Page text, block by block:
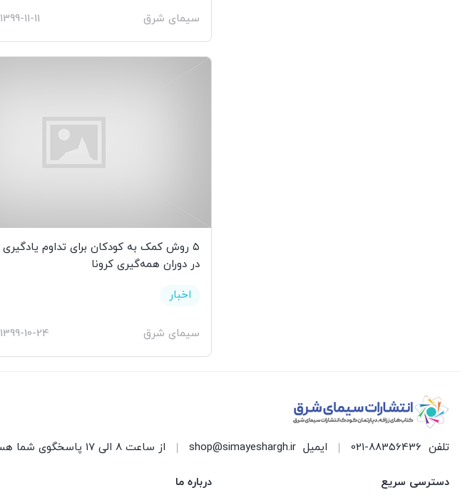
سیمای شرق 1399-11-11
۵ روش کمک به کودکان برای تداوم یادگیری
در دوران همه‌گیری کرونا
اخبار
سیمای شرق 1399-10-24
تلفن 021-88356436 ایمیل shop@simayeshargh.ir از ساعت 8 الی 17 پاسخگوی شما هستیم.
دسترسی سریع درباره ما